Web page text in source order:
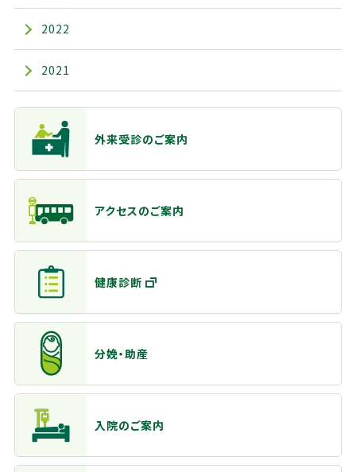
2022
2021
主なメニュー
外来受診のご案内
アクセスのご案内
健康診断
分娩・助産
入院のご案内